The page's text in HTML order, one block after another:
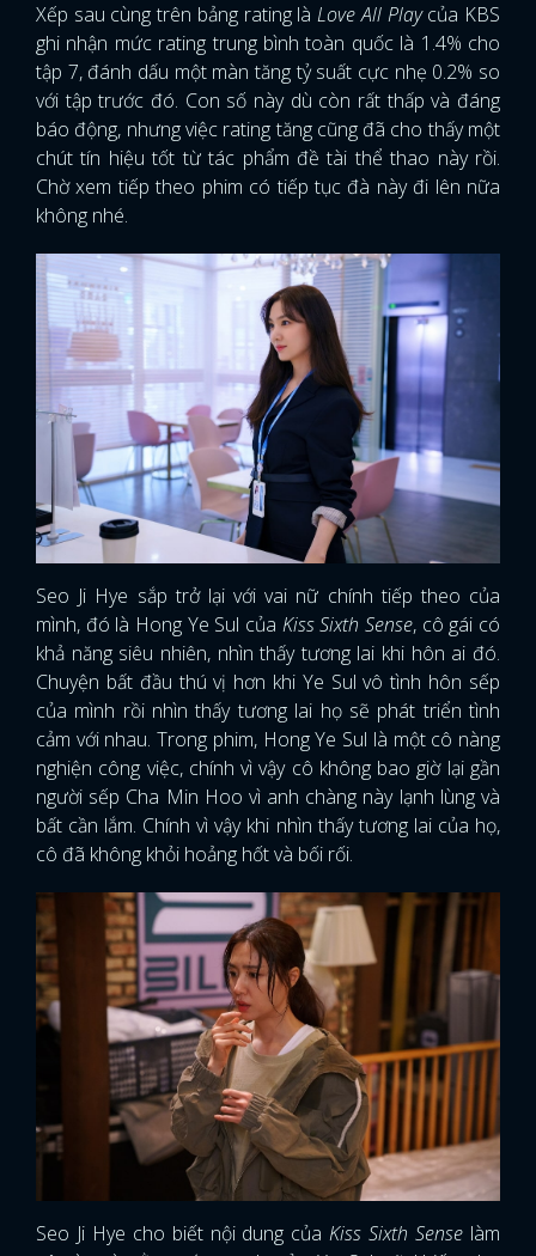
Xếp sau cùng trên bảng rating là Love All Playcủa KBS
ghi nhận mức rating trung bình toàn quốc là 1.4% cho
tập 7, đánh dấu một màn tăng tỷ suất cực nhẹ 0.2% so
với tập trước đó. Con số này dù còn rất thấp và đáng
báo động, nhưng việc rating tăng cũng đã cho thấy một
chút tín hiệu tốt từ tác phẩm đề tài thể thao này rồi.
Chờ xem tiếp theo phim có tiếp tục đà này đi lên nữa
không nhé.
Seo Ji Hye sắp trở lại với vai nữ chính tiếp theo của
mình, đó là Hong Ye Sul của Kiss Sixth Sense, cô gái có
khả năng siêu nhiên, nhìn thấy tương lai khi hôn ai đó.
Chuyện bất đầu thú vị hơn khi Ye Sul vô tình hôn sếp
của mình rồi nhìn thấy tương lai họ sẽ phát triển tình
cảm với nhau. Trong phim, Hong Ye Sul là một cô nàng
nghiện công việc, chính vì vậy cô không bao giờ lại gần
người sếp Cha Min Hoo vì anh chàng này lạnh lùng và
bất cần lắm. Chính vì vậy khi nhìn thấy tương lai của họ,
cô đã không khỏi hoảng hốt và bối rối.
Seo Ji Hye cho biết nội dung củaKiss Sixth Sense làm